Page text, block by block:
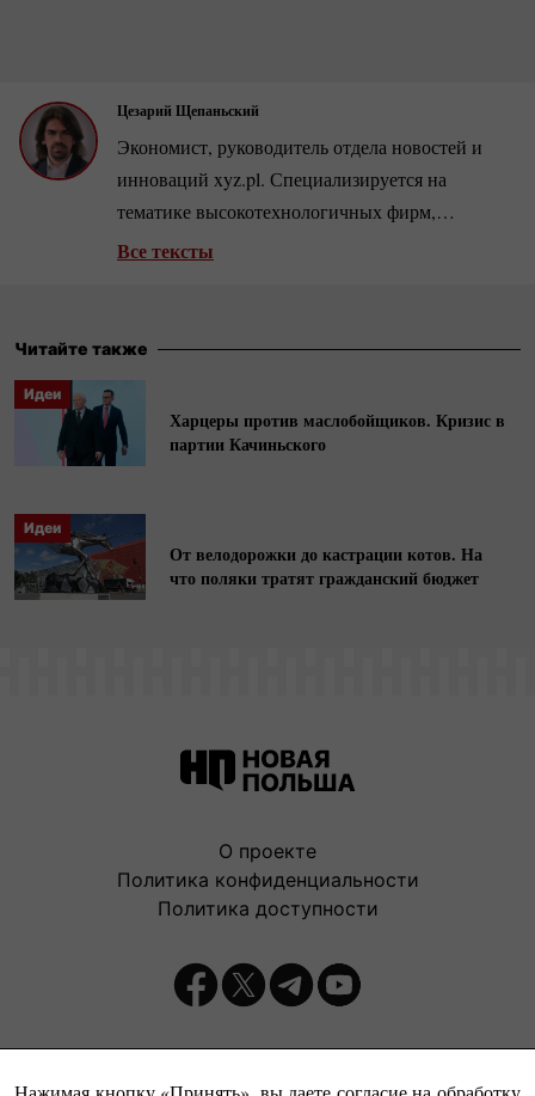
Цезарий Щепаньский
Экономист, руководитель отдела новостей и
инноваций xyz.pl. Специализируется на
тематике высокотехнологичных фирм,
розничной торговли и рынка недвижимости.
экономистами.
Все тексты
Читайте также
Идеи
Харцеры против маслобойщиков. Кризис в
партии Качиньского
Идеи
От велодорожки до кастрации котов. На
что поляки тратят гражданский бюджет
О проекте
Политика конфиденциальности
Политика доступности